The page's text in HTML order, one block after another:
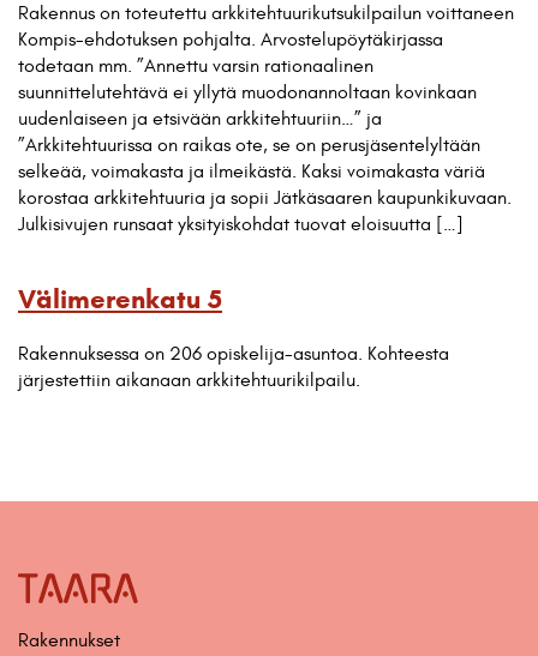
Rakennus on toteutettu arkkitehtuurikutsukilpailun voittaneen
Kompis-ehdotuksen pohjalta. Arvostelupöytäkirjassa
todetaan mm. ”Annettu varsin rationaalinen
suunnittelutehtävä ei yllytä muodonannoltaan kovinkaan
uudenlaiseen ja etsivään arkkitehtuuriin…” ja
”Arkkitehtuurissa on raikas ote, se on perusjäsentelyltään
selkeää, voimakasta ja ilmeikästä. Kaksi voimakasta väriä
korostaa arkkitehtuuria ja sopii Jätkäsaaren kaupunkikuvaan.
Julkisivujen runsaat yksityiskohdat tuovat eloisuutta […]
Välimerenkatu 5
Rakennuksessa on 206 opiskelija-asuntoa. Kohteesta
järjestettiin aikanaan arkkitehtuurikilpailu.
Rakennukset